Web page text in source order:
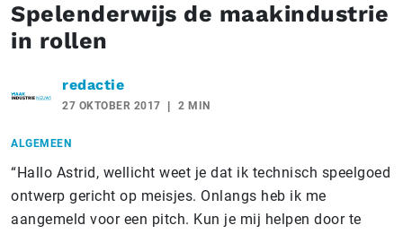
Spelenderwijs de maakindustrie
in rollen
redactie
27 OKTOBER 2017 2 MIN
ALGEMEEN
“Hallo Astrid, wellicht weet je dat ik technisch speelgoed
ontwerp gericht op meisjes. Onlangs heb ik me
aangemeld voor een pitch. Kun je mij helpen door te